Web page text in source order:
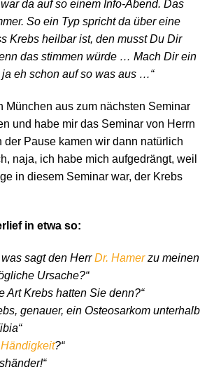
da auf so einem Info-Abend. Das
So ein Typ spricht da über eine
Krebs heilbar ist, den musst Du Dir
das stimmen würde … Mach Dir ein
eh schon auf so was aus …“
München aus zum nächsten Seminar
und habe mir das Seminar von Herrn
der Pause kamen wir dann natürlich
naja, ich habe mich aufgedrängt, weil
in diesem Seminar war, der Krebs
in etwa so:
was sagt den HerrDr. Hamerzu meinen
Ursache?“
Art Krebs hatten Sie denn?“
genauer, ein Osteosarkom unterhalb
Händigkeit?“